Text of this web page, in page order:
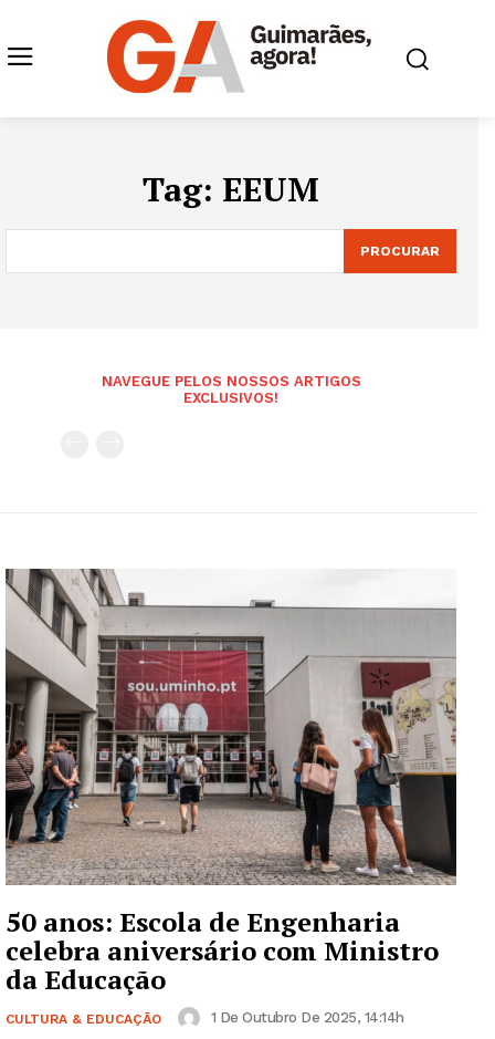
Tag: EEUM
PROCURAR
NAVEGUE PELOS NOSSOS ARTIGOS
EXCLUSIVOS!
50 anos: Escola de Engenharia
celebra aniversário com Ministro
da Educação
CULTURA & EDUCAÇÃO 1 De Outubro De 2025, 14:14h